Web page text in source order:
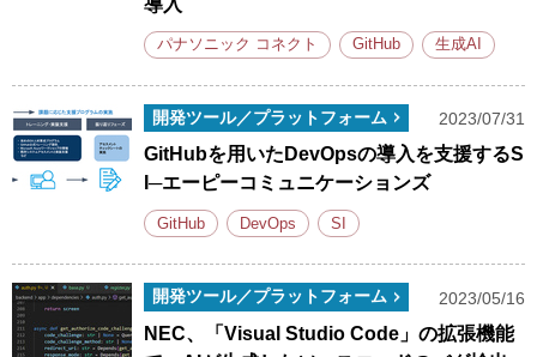
パナソニック コネクト GitHub 生成AI
開発ツール／プラットフォーム 2023/07/31
GitHubを用いたDevOpsの導入を支援するS
I─エーピーコミュニケーションズ
GitHub DevOps SI
開発ツール／プラットフォーム 2023/05/16
NEC、「Visual Studio Code」の拡張機能